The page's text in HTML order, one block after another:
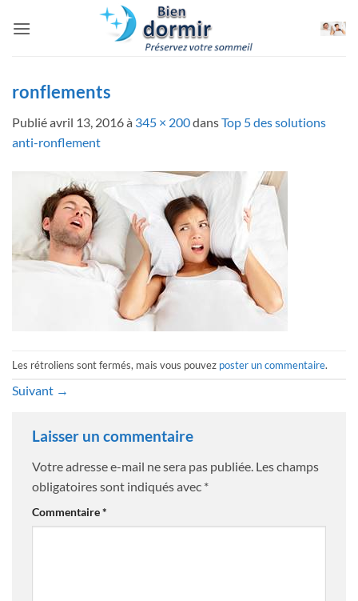
ronflements
Publiéavril 13, 2016à 345 × 200dansTop 5 des solutions
anti-ronflement
Les rétroliens sont fermés, mais vous pouvez poster un commentaire.
Suivant →
Laisser un commentaire
Votre adresse e-mail ne sera pas publiée. Les champs
obligatoires sont indiqués avec *
Commentaire*